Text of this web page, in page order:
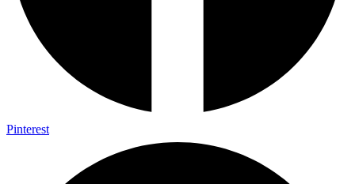
Pinterest